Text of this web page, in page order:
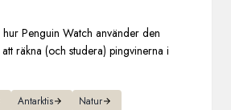
Penguin Watch använder den
räkna (och studera) pingvinerna i
Antarktis Natur